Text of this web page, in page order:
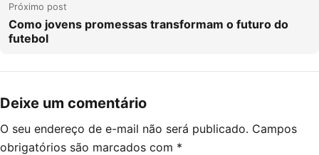
Próximo post
Como jovens promessas transformam o futuro do
futebol
Deixe um comentário
O seu endereço de e-mail não será publicado. Campos
obrigatórios são marcados com *